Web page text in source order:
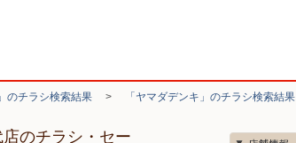
のチラシ検索結果 > 「ヤマダデンキ」のチラシ検索結果
のチラシ・セー